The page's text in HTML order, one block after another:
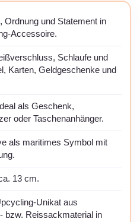
Ordnung und Statement in
Accessoire.
Schlaufe und
Karten, Geldgeschenke und
als Geschenk,
oder Taschenanhänger.
als maritimes Symbol mit
13 cm.
Unikat aus
bzw. Reissackmaterial in